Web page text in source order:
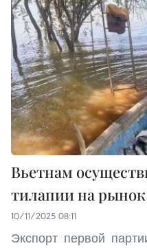
Вьетнам
тилапии на
10/11/2025 08:11
Экспорт первой